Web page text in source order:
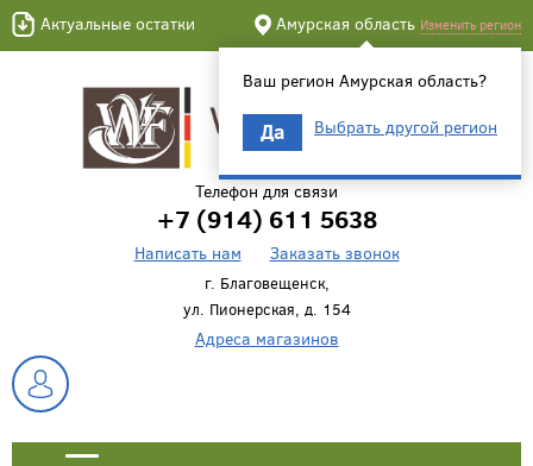
Актуальные остатки Амурская область Изменить регион
Ваш регион Амурская область?
Да Выбрать другой регион
Телефон для связи
+7 (914) 611 5638
Написать нам Заказать звонок
г. Благовещенск,
ул. Пионерская, д. 154
Адреса магазинов